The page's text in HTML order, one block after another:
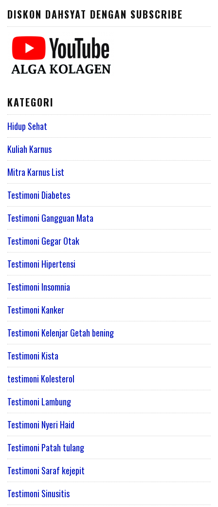
DISKON DAHSYAT DENGAN SUBSCRIBE
KATEGORI
Hidup Sehat
Kuliah Karnus
Mitra Karnus List
Testimoni Diabetes
Testimoni Gangguan Mata
Testimoni Gegar Otak
Testimoni Hipertensi
Testimoni Insomnia
Testimoni Kanker
Testimoni Kelenjar Getah bening
Testimoni Kista
testimoni Kolesterol
Testimoni Lambung
Testimoni Nyeri Haid
Testimoni Patah tulang
Testimoni Saraf kejepit
Testimoni Sinusitis